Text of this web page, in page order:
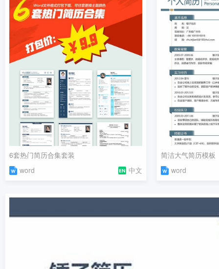
6套热门简历合集套装
word
中文
简洁大气简历模板
word